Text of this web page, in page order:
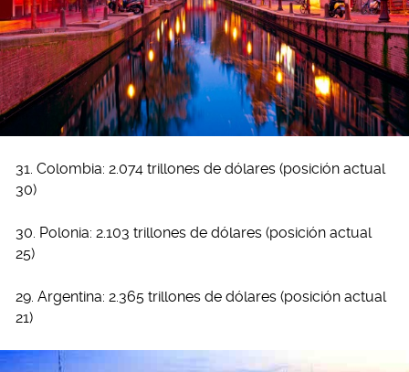
31. Colombia: 2.074 trillones de dólares (posición actual
30)
30. Polonia: 2.103 trillones de dólares (posición actual
25)
29. Argentina: 2.365 trillones de dólares (posición actual
21)